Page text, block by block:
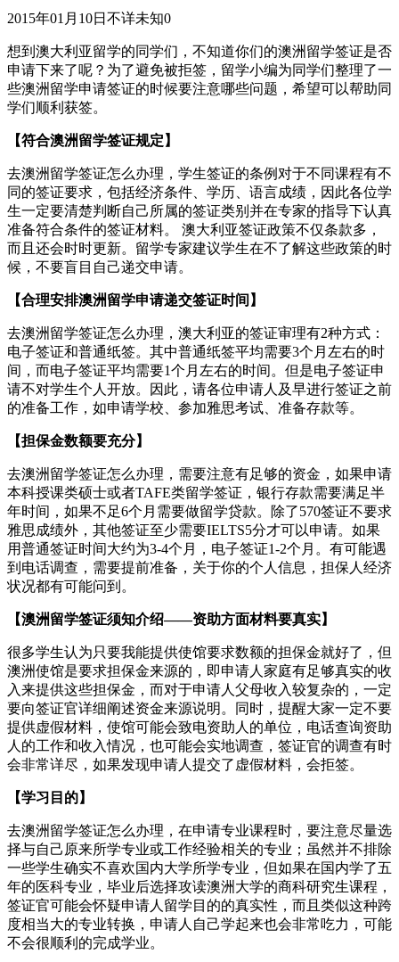
2015年01月10日 不详未知0
想到澳大利亚留学的同学们，不知道你们的澳洲留学签证是否
申请下来了呢？为了避免被拒签，留学小编为同学们整理了一
些澳洲留学申请签证的时候要注意哪些问题，希望可以帮助同
学们顺利获签。
【符合澳洲留学签证规定】
去澳洲留学签证怎么办理，学生签证的条例对于不同课程有不
同的签证要求，包括经济条件、学历、语言成绩，因此各位学
生一定要清楚判断自己所属的签证类别并在专家的指导下认真
准备符合条件的签证材料。 澳大利亚签证政策不仅条款多，
而且还会时时更新。留学专家建议学生在不了解这些政策的时
候，不要盲目自己递交申请。
【合理安排澳洲留学申请递交签证时间】
去澳洲留学签证怎么办理，澳大利亚的签证审理有2种方式：
电子签证和普通纸签。其中普通纸签平均需要3个月左右的时
间，而电子签证平均需要1个月左右的时间。但是电子签证申
请不对学生个人开放。因此，请各位申请人及早进行签证之前
的准备工作，如申请学校、参加雅思考试、准备存款等。
【担保金数额要充分】
去澳洲留学签证怎么办理，需要注意有足够的资金，如果申请
本科授课类硕士或者TAFE类留学签证，银行存款需要满足半
年时间，如果不足6个月需要做留学贷款。除了570签证不要求
雅思成绩外，其他签证至少需要IELTS5分才可以申请。如果
用普通签证时间大约为3-4个月，电子签证1-2个月。有可能遇
到电话调查，需要提前准备，关于你的个人信息，担保人经济
状况都有可能问到。
【澳洲留学签证须知介绍——资助方面材料要真实】
很多学生认为只要我能提供使馆要求数额的担保金就好了，但
澳洲使馆是要求担保金来源的，即申请人家庭有足够真实的收
入来提供这些担保金，而对于申请人父母收入较复杂的，一定
要向签证官详细阐述资金来源说明。同时，提醒大家一定不要
提供虚假材料，使馆可能会致电资助人的单位，电话查询资助
人的工作和收入情况，也可能会实地调查，签证官的调查有时
会非常详尽，如果发现申请人提交了虚假材料，会拒签。
【学习目的】
去澳洲留学签证怎么办理，在申请专业课程时，要注意尽量选
择与自己原来所学专业或工作经验相关的专业；虽然并不排除
一些学生确实不喜欢国内大学所学专业，但如果在国内学了五
年的医科专业，毕业后选择攻读澳洲大学的商科研究生课程，
签证官可能会怀疑申请人留学目的的真实性，而且类似这种跨
度相当大的专业转换，申请人自己学起来也会非常吃力，可能
不会很顺利的完成学业。